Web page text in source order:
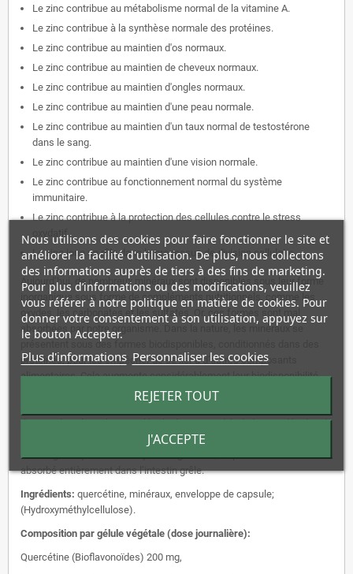
Le zinc contribue au métabolisme normal de la vitamine A.
Le zinc contribue à la synthèse normale des protéines.
Le zinc contribue au maintien d'os normaux.
Le zinc contribue au maintien de cheveux normaux.
Le zinc contribue au maintien d'ongles normaux.
Le zinc contribue au maintien d'une peau normale.
Le zinc contribue au maintien d'un taux normal de testostérone
dans le sang.
Le zinc contribue au maintien d'une vision normale.
Le zinc contribue au fonctionnement normal du système
immunitaire.
Le zinc contribue à la protection des cellules contre le stress
oxydatif.
Le zinc joue un rôle dans le processus de division cellulaire.
Aujourd’hui, de nombreux minéraux sont disponibles sous leur forme
inorganique sous forme de compléments nutritionnels, comme les
oxydes, les carbonates et les sulfates. Or, ces formes sont mal
absorbées par notre organisme. Dans la nature, les minéraux se
présentent sous des formes biodisponibles, conditionnés dans des
protéines, pour les empêcher de se lier à d’autres composants
alimentaires. Cela augmente considérablement leur biodisponibilité.
Ces formes biodisponibles de minéraux sont connues sous le nom de
chélates d’acides aminés minéraux. Un exemple en est le bisglycinate
de zinc, dans lequel une molécule de zinc est liée à deux molécules de
glycine. Ce chélate est suffisamment stable pour résister à l’influence
du suc gastrique et des enzymes digestives, lui permettant d’être
absorbé entièrement dans l’intestin grêle.
Ingrédients: quercétine, minéraux, enveloppe de capsule;
(Hydroxyméthylcellulose).
Composition par gélule végétale (dose journalière):
Quercétine (Bioflavonoïdes) 200 mg,
Nous utilisons des cookies pour faire fonctionner le site et
améliorer la facilité d'utilisation. De plus, nous collectons
des informations auprès de tiers à des fins de marketing.
Pour plus d’informations ou des modifications, veuillez
vous référer à notre politique en matière de cookies. Pour
donner votre consentement à son utilisation, appuyez sur
le bouton Accepter.
Plus d'informations Personnaliser les cookies
REJETER TOUT
J'ACCEPTE